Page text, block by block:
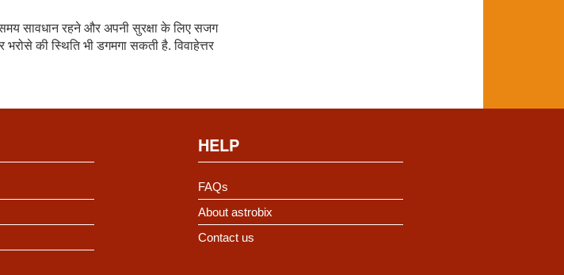
सावधान रहने और अपनी सुरक्षा के लिए सजग
की स्थिति भी डगमगा सकती है. विवाहेत्तर
HELP
FAQs
About astrobix
Contact us